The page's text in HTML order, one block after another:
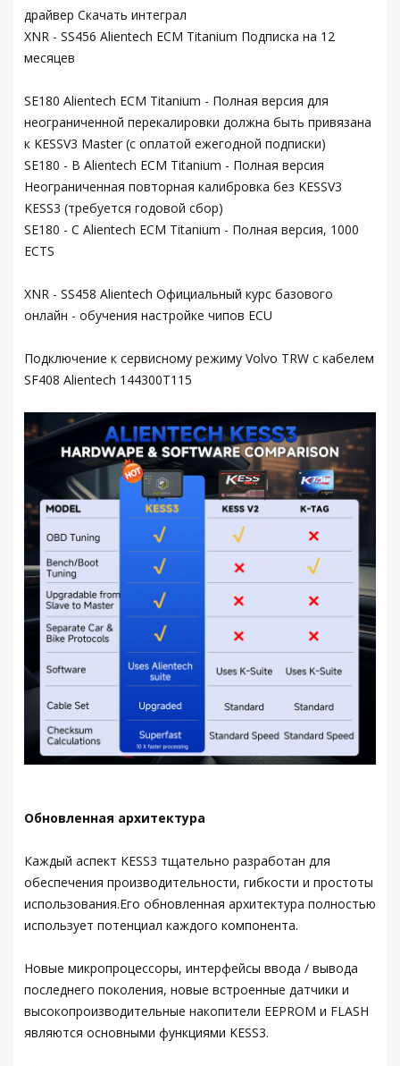
драйвер Скачать интеграл
XNR - SS456 Alientech ECM Titanium Подписка на 12
месяцев
SE180 Alientech ECM Titanium - Полная версия для
неограниченной перекалировки должна быть привязана
к KESSV3 Master (с оплатой ежегодной подписки)
SE180 - B Alientech ECM Titanium - Полная версия
Неограниченная повторная калибровка без KESSV3
KESS3 (требуется годовой сбор)
SE180 - C Alientech ECM Titanium - Полная версия, 1000
ECTS
XNR - SS458 Alientech Официальный курс базового
онлайн - обучения настройке чипов ECU
Подключение к сервисному режиму Volvo TRW с кабелем
SF408 Alientech 144300T115
Обновленная архитектура
Каждый аспект KESS3 тщательно разработан для
обеспечения производительности, гибкости и простоты
использования.Его обновленная архитектура полностью
использует потенциал каждого компонента.
Новые микропроцессоры, интерфейсы ввода / вывода
последнего поколения, новые встроенные датчики и
высокопроизводительные накопители EEPROM и FLASH
являются основными функциями KESS3.